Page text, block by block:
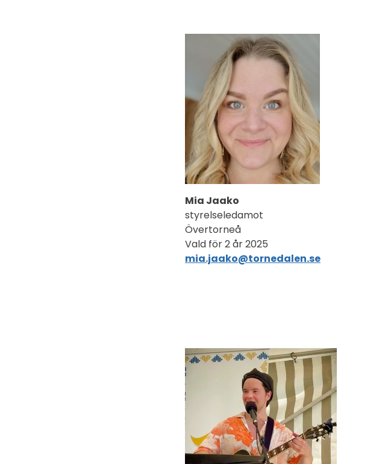
Mia Jaako
styrelseledamot
Övertorneå
Vald för 2 år 2025
mia.jaako@tornedalen.se